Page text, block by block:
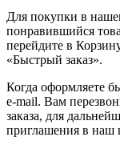
Для покупки в
понравившийся
перейдите в
«Быстрый заказ».
Когда оформляете
e-mail. Вам
заказа, для
приглашения в наш